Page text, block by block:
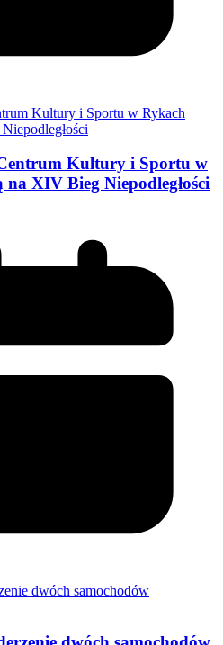
Kultury i Sportu w
XIV Bieg Niepodległości